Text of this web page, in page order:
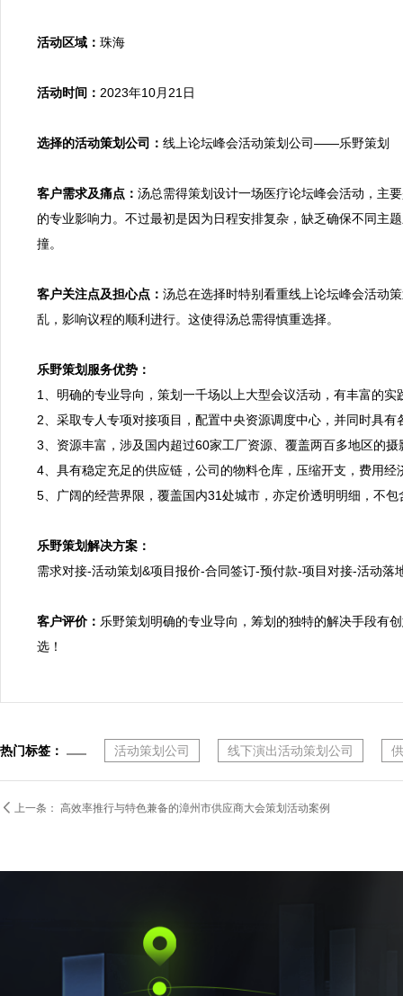
活动区域： 珠海
活动时间： 2023年10月21日
选择的活动策划公司： 线上论坛峰会活动策划公司——乐野策划
客户需求及痛点： 汤总需得策划设计一场医疗论坛峰会活动，主
的专业影响力。不过最初是因为日程安排复杂，缺乏确保不同主
撞。
客户关注点及担心点： 汤总在选择时特别看重线上论坛峰会活动
乱，影响议程的顺利进行。这使得汤总需得慎重选择。
乐野策划服务优势：
1、明确的专业导向，策划一千场以上大型会议活动，有丰富的
2、采取专人专项对接项目，配置中央资源调度中心，并同时具
3、资源丰富，涉及国内超过60家工厂资源、覆盖两百多地区的
4、具有稳定充足的供应链，公司的物料仓库，压缩开支，费用经
5、广阔的经营界限，覆盖国内31处城市，亦定价透明明细，不包
乐野策划解决方案：
需求对接-活动策划&项目报价-合同签订-预付款-项目对接-活动落
客户评价： 乐野策划明确的专业导向，筹划的独特的解决手段有
选！
热门标签： 活动策划公司 线下演出活动策划公司
 上一条： 高效率推行与特色兼备的漳州市供应商大会策划活动案例